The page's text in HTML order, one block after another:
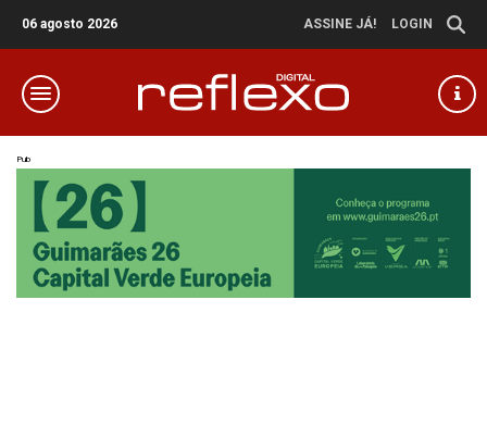
06 agosto 2026 ASSINE JÁ! LOGIN
Pub